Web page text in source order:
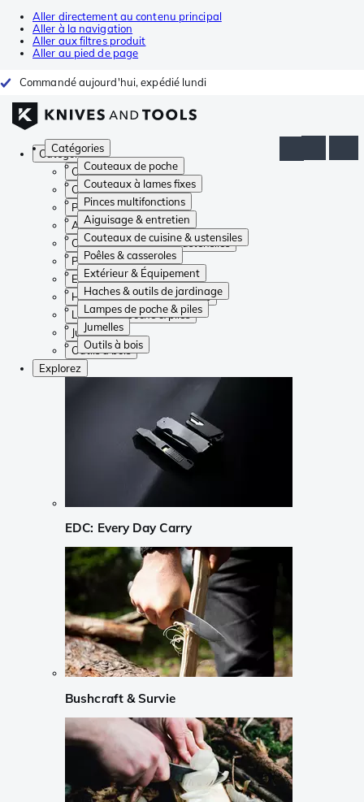
Aller directement au contenu principal
Aller à la navigation
Aller aux filtres produit
Aller au pied de page
Commandé aujourd'hui, expédié lundi
Catégories
Couteaux de poche
Couteaux à lames fixes
Pinces multifonctions
Aiguisage & entretien
Couteaux de cuisine & ustensiles
Poêles & casseroles
Extérieur & Équipement
Haches & outils de jardinage
Lampes de poche & piles
Jumelles
Outils à bois
Catégories
Couteaux de poche
Couteaux à lames fixes
Pinces multifonctions
Aiguisage & entretien
Couteaux de cuisine & ustensiles
Poêles & casseroles
Extérieur & Équipement
Haches & outils de jardinage
Lampes de poche & piles
Jumelles
Outils à bois
Explorez
EDC: Every Day Carry
Bushcraft & Survie